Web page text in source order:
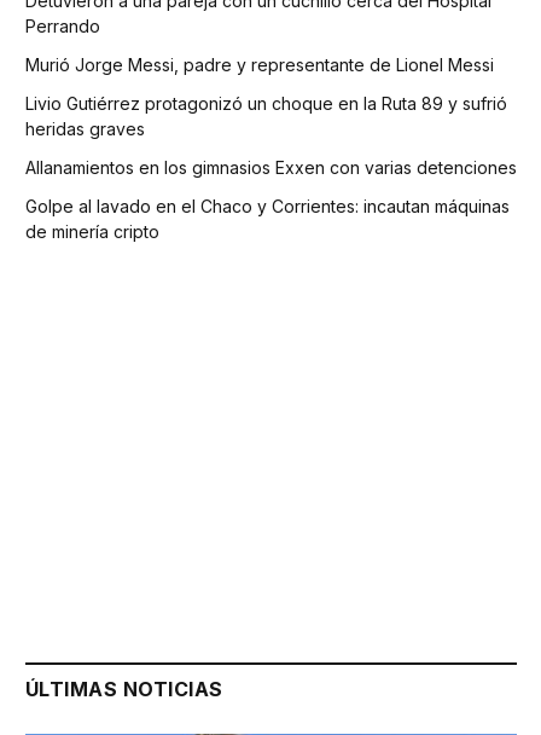
Perrando
Murió Jorge Messi, padre y representante de Lionel Messi
Livio Gutiérrez protagonizó un choque en la Ruta 89 y sufrió
heridas graves
Allanamientos en los gimnasios Exxen con varias detenciones
Golpe al lavado en el Chaco y Corrientes: incautan máquinas
de minería cripto
ÚLTIMAS NOTICIAS